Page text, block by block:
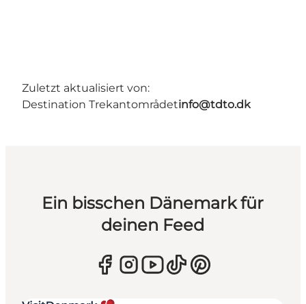
Zuletzt aktualisiert von:
Destination Trekantområdetinfo@tdto.dk
Ein bisschen Dänemark für
deinen Feed